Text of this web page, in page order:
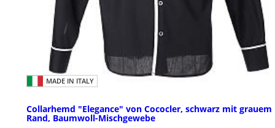
MADE IN ITALY
Collarhemd "Elegance" von Cococler, schwarz mit grauem
Rand, Baumwoll-Mischgewebe